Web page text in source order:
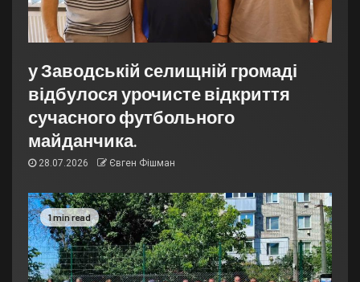
у Заводській селищній громаді
відбулося урочисте відкриття
сучасного футбольного
майданчика.
28.07.2026 Євген Фішман
1 min read